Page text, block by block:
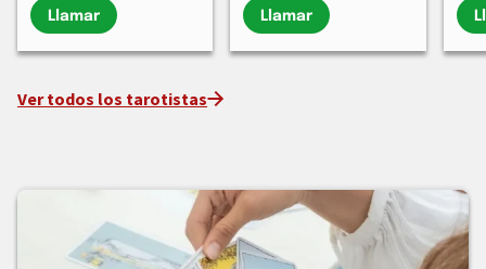
Llamar Llamar
Ver todos los tarotistas